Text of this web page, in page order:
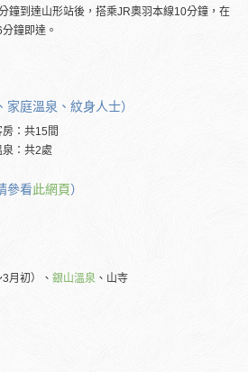
鐘到達山形站後，搭乘JR奧羽本線10分鐘，在
鐘即達。
庭溫泉、紋身人士）
房：共15間
泉：共2處
參看此網頁）
3月初）、銀山溫泉 、山寺